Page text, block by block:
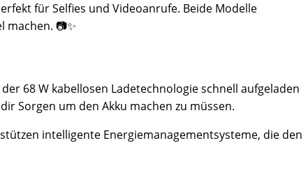
für Selfies und Videoanrufe. Beide Modelle
📷✨
68 W kabellosen Ladetechnologie schnell aufgeladen
Sorgen um den Akku machen zu müssen.
intelligente Energiemanagementsysteme, die den